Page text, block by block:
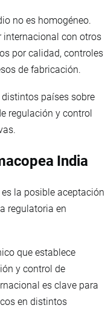
no es homogéneo.
internacional con otros
por calidad, controles
de fabricación.
países sobre
regulación y control
India
la posible aceptación
regulatoria en
que establece
y control de
es clave para
en distintos